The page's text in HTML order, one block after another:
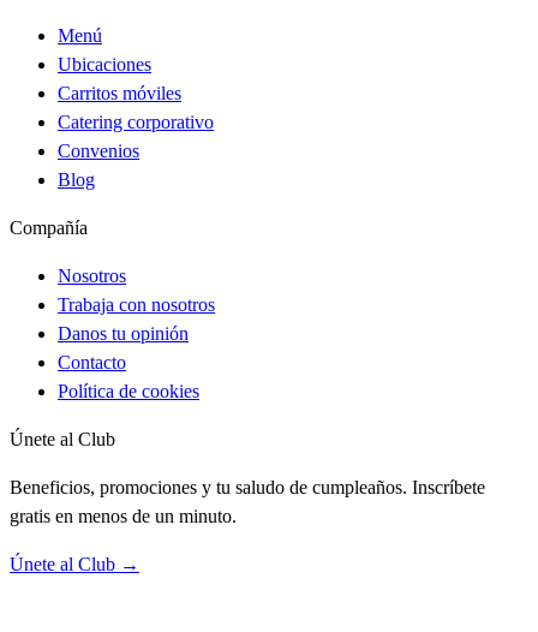
Menú
Ubicaciones
Carritos móviles
Catering corporativo
Convenios
Blog
Compañía
Nosotros
Trabaja con nosotros
Danos tu opinión
Contacto
Política de cookies
Únete al Club
Beneficios, promociones y tu saludo de cumpleaños. Inscríbete
gratis en menos de un minuto.
Únete al Club →